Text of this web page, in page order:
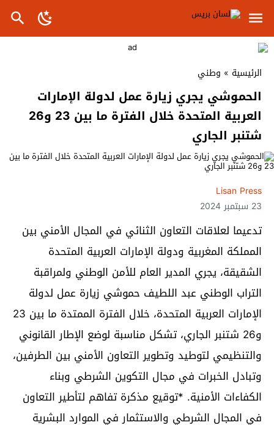
الرئيسية » وطني
الحموشي يجري زيارة عمل لدولة الإمارات
العربية المتحدة خلال الفترة ما بين 23 و26
شتنبر الجاري
Lisan Press
23 سبتمبر 2024
تدعيما لعلاقات التعاون الثنائي في المجال الأمني بين
المملكة المغربية ودولة الإمارات العربية المتحدة
الشقيقة، يجري المدير العام للأمن الوطني ولمراقبة
التراب الوطني عبد اللطيف حموشي زيارة عمل لدولة
الإمارات العربية المتحدة، خلال الفترة الممتدة ما بين 23
و26 شتنبر الجاري، تشكل مناسبة لوضع الإطار القانوني
والتنظيمي لتوطيد وتطوير التعاون الأمني بين الطرفين،
وتبادل الخبرات في مجال التكوين الشرطي وبناء
الكفاءات الأمنية. *توقيع مذكرة تفاهم لتأطير التعاون
في المجال الشرطي والاستثمار في الموارد البشرية